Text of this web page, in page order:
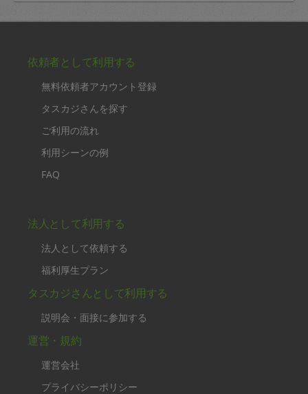
依頼者として利用する
無料依頼者アカウント登録
タスカジさんを探す
ご利用の流れ
利用シーンの例
FAQ
法人として利用する
法人として依頼する
福利厚生プラン
タスカジさんとして利用する
説明会・面接に参加する
運営・規約
運営会社
プライバシーポリシー